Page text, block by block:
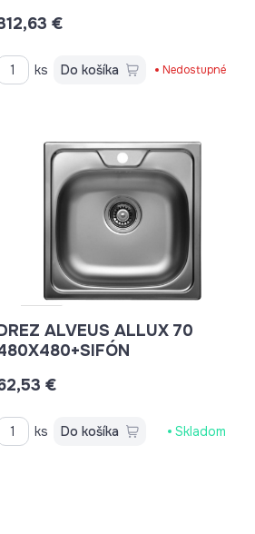
€
ks Do košíka Nedostupné
ALVEUS ALLUX 70
€
ks Do košíka Skladom